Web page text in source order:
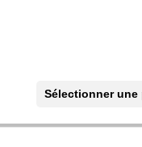
Sélectionner une